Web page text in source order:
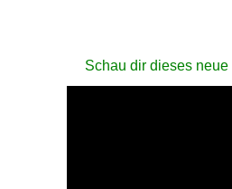
Schau dir dieses